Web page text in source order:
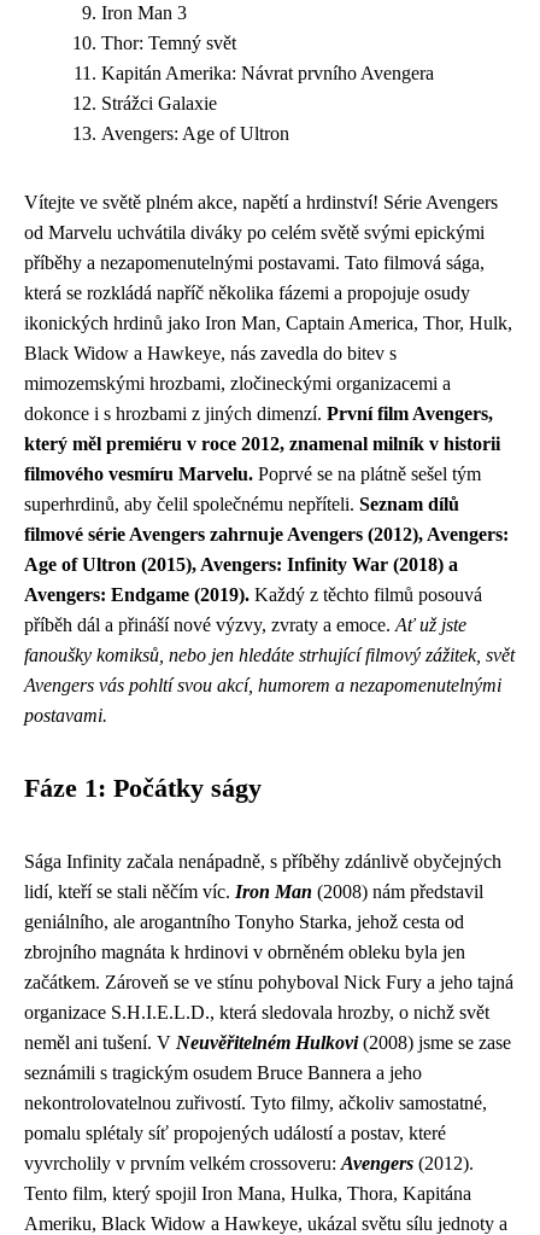
Iron Man 3
Thor: Temný svět
Kapitán Amerika: Návrat prvního Avengera
Strážci Galaxie
Avengers: Age of Ultron
Vítejte ve světě plném akce, napětí a hrdinství! Série Avengers
od Marvelu uchvátila diváky po celém světě svými epickými
příběhy a nezapomenutelnými postavami. Tato filmová sága,
která se rozkládá napříč několika fázemi a propojuje osudy
ikonických hrdinů jako Iron Man, Captain America, Thor, Hulk,
Black Widow a Hawkeye, nás zavedla do bitev s
mimozemskými hrozbami, zločineckými organizacemi a
dokonce i s hrozbami z jiných dimenzí. První film Avengers,
který měl premiéru v roce 2012, znamenal milník v historii
filmového vesmíru Marvelu. Poprvé se na plátně sešel tým
superhrdinů, aby čelil společnému nepříteli. Seznam dílů
filmové série Avengers zahrnuje Avengers (2012), Avengers:
Age of Ultron (2015), Avengers: Infinity War (2018) a
Avengers: Endgame (2019). Každý z těchto filmů posouvá
příběh dál a přináší nové výzvy, zvraty a emoce. Ať už jste
fanoušky komiksů, nebo jen hledáte strhující filmový zážitek, svět
Avengers vás pohltí svou akcí, humorem a nezapomenutelnými
postavami.
Fáze 1: Počátky ságy
Sága Infinity začala nenápadně, s příběhy zdánlivě obyčejných
lidí, kteří se stali něčím víc. Iron Man (2008) nám představil
geniálního, ale arogantního Tonyho Starka, jehož cesta od
zbrojního magnáta k hrdinovi v obrněném obleku byla jen
začátkem. Zároveň se ve stínu pohyboval Nick Fury a jeho tajná
organizace S.H.I.E.L.D., která sledovala hrozby, o nichž svět
neměl ani tušení. V Neuvěřitelném Hulkovi(2008) jsme se zase
seznámili s tragickým osudem Bruce Bannera a jeho
nekontrolovatelnou zuřivostí. Tyto filmy, ačkoliv samostatné,
pomalu splétaly síť propojených událostí a postav, které
vyvrcholily v prvním velkém crossoveru: Avengers (2012).
Tento film, který spojil Iron Mana, Hulka, Thora, Kapitána
Ameriku, Black Widow a Hawkeye, ukázal světu sílu jednoty a